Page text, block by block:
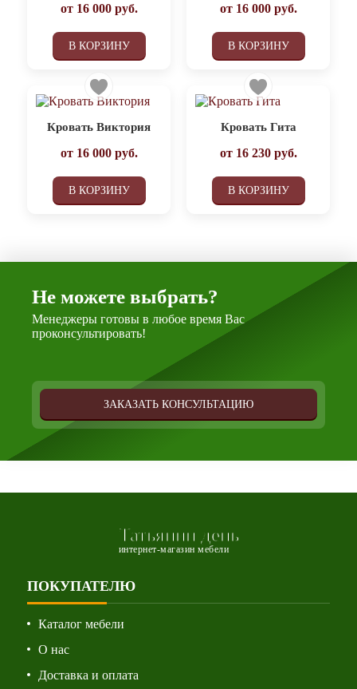
от 16 000руб.
В КОРЗИНУ
от 16 000руб.
В КОРЗИНУ
Кровать Виктория
от 16 000руб.
В КОРЗИНУ
Кровать Гита
от 16 230руб.
В КОРЗИНУ
Не можете выбрать?
Менеджеры готовы в любое время Вас
проконсультировать!
ЗАКАЗАТЬ КОНСУЛЬТАЦИЮ
Татьянин день
интернет-магазин мебели
ПОКУПАТЕЛЮ
Каталог мебели
О нас
Доставка и оплата